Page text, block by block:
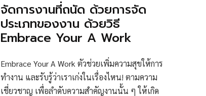
จัดการงานที่ถนัด ด้วยการจัด
ประเภทของงาน ด้วยวิธี
Embrace Your A Work
Embrace Your A Work ตัวช่วยเพิ่มความสุขให้การ
ทำงาน และรับรู้ว่าเราเก่งในเรื่องไหน! ตามความ
เชี่ยวชาญ เพื่อลำดับความสำคัญงานนั้น ๆ ให้เกิด